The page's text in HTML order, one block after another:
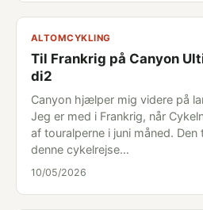
ALTOMCYKLING
Til Frankrig på Canyon
di2
Canyon hjælper mig videre på
Jeg er med i Frankrig, når
af touralperne i juni måned. Den
denne cykelrejse…
10/05/2026